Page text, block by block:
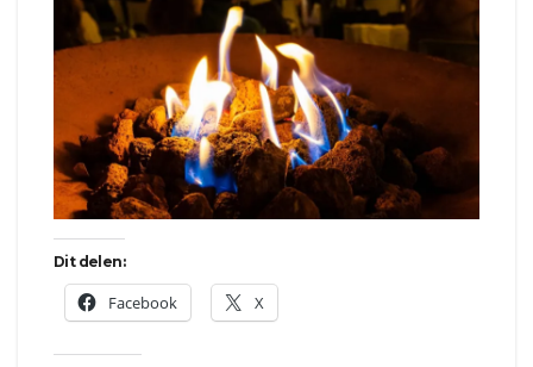
Dit delen:
Facebook X